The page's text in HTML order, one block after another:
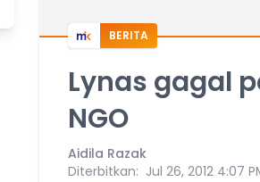
BERITA
Lynas gagal
NGO
Aidila Razak
Diterbitkan: Jul 26, 2012 4:07